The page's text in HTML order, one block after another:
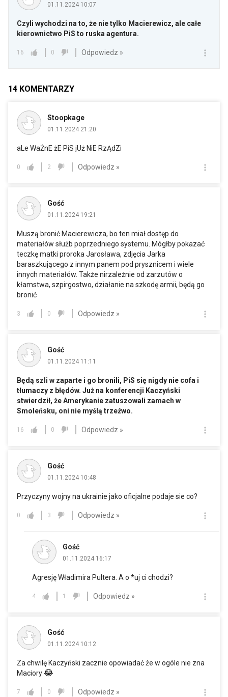
01.11.2024 10:07
Czyli wychodzi na to, że nie tylko Macierewicz, ale całe
kierownictwo PiS to ruska agentura.
16 0 Odpowiedz »
14 KOMENTARZY
Stoopkage
01.11.2024 21:20
aLe WaŻnE żE PiS jUż NiE RzĄdZi
0 2 Odpowiedz »
Gość
01.11.2024 19:21
Muszą bronić Macierewicza, bo ten miał dostęp do
materiałów służb poprzedniego systemu. Mógłby pokazać
teczkę matki proroka Jarosława, zdjęcia Jarka
baraszkującego z innym panem pod prysznicem i wiele
innych materiałów. Także nirzależnie od zarzutów o
kłamstwa, szpirgostwo, działanie na szkodę armii, będą go
bronić
3 0 Odpowiedz »
Gość
01.11.2024 11:11
Będą szli w zaparte i go bronili, PiS się nigdy nie cofa i
tłumaczy z błędów. Już na konferencji Kaczyński
stwierdził, że Amerykanie zatuszowali zamach w
Smoleńsku, oni nie myślą trzeźwo.
16 0 Odpowiedz »
Gość
01.11.2024 10:48
Przyczyny wojny na ukrainie jako oficjalne podaje sie co?
0 3 Odpowiedz »
Gość
01.11.2024 16:17
Agresję Władimira Pultera. A o *uj ci chodzi?
4 1 Odpowiedz »
Gość
01.11.2024 10:12
Za chwilę Kaczyński zacznie opowiadać że w ogóle nie zna
Maciory😂
7 0 Odpowiedz »